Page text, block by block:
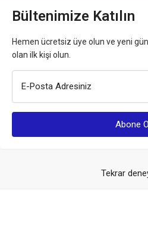
Bültenimize Katılın
Hemen ücretsiz üye olun ve yeni
olan ilk kişi olun.
E-Posta Adresiniz
Tekrar